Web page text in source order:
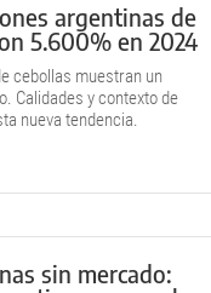
argentinas de
5.600% en 2024
cebollas muestran un
Calidades y contexto de
nueva tendencia.
sin mercado: